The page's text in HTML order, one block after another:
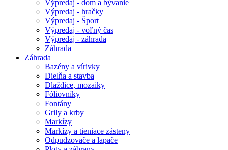
Výpredaj - dom a bývanie
Výpredaj - hračky
Výpredaj - Šport
Výpredaj - voľný čas
Výpredaj - záhrada
Záhrada
Záhrada
Bazény a vírivky
Dielňa a stavba
Dlaždice, mozaiky
Fóliovníky
Fontány
Grily a krby
Markízy
Markízy a tieniace zásteny
Odpudzovače a lapače